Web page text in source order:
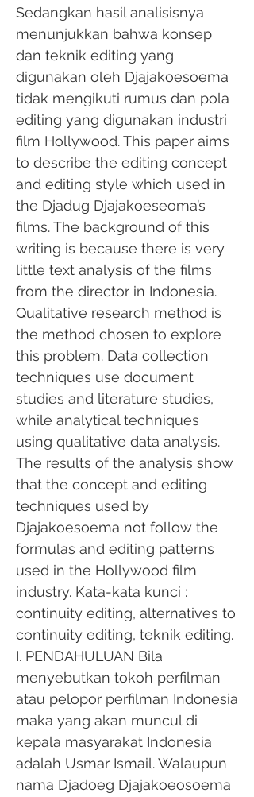
Sedangkan hasil analisisnya
menunjukkan bahwa konsep
dan teknik editing yang
digunakan oleh Djajakoesoema
tidak mengikuti rumus dan pola
editing yang digunakan industri
film Hollywood. This paper aims
to describe the editing concept
and editing style which used in
the Djadug Djajakoeseoma’s
films. The background of this
writing is because there is very
little text analysis of the films
from the director in Indonesia.
Qualitative research method is
the method chosen to explore
this problem. Data collection
techniques use document
studies and literature studies,
while analytical techniques
using qualitative data analysis.
The results of the analysis show
that the concept and editing
techniques used by
Djajakoesoema not follow the
formulas and editing patterns
used in the Hollywood film
industry. Kata-kata kunci :
continuity editing, alternatives to
continuity editing, teknik editing.
I. PENDAHULUAN Bila
menyebutkan tokoh perfilman
atau pelopor perfilman Indonesia
maka yang akan muncul di
kepala masyarakat Indonesia
adalah Usmar Ismail. Walaupun
nama Djadoeg Djajakoeosoema